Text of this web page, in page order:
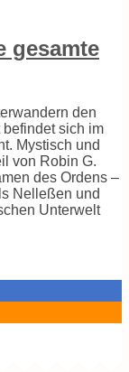
gesamte
den
sich im
Mystisch und
von Robin G.
des Ordens –
Nelleßen und
Unterwelt